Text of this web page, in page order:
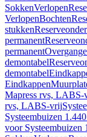
SokkenVerlopen
VerlopenBochten
stukken
permanent
permanent
demontabel
demontabel
Eindkappen
Mapress rvs, LABS-
rvs, LABS-vrij
Systeembuizen
voor Systeembuizen